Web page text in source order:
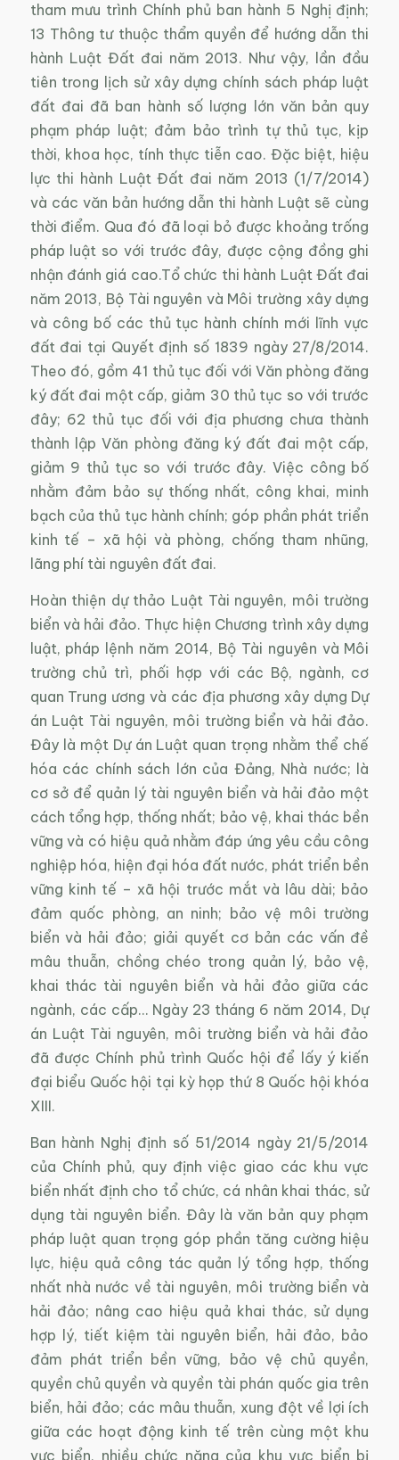
tham mưu trình Chính phủ ban hành 5 Nghị định;
13 Thông tư thuộc thẩm quyền để hướng dẫn thi
hành Luật Đất đai năm 2013. Như vậy, lần đầu
tiên trong lịch sử xây dựng chính sách pháp luật
đất đai đã ban hành số lượng lớn văn bản quy
phạm pháp luật; đảm bảo trình tự thủ tục, kịp
thời, khoa học, tính thực tiễn cao. Đặc biệt, hiệu
lực thi hành Luật Đất đai năm 2013 (1/7/2014)
và các văn bản hướng dẫn thi hành Luật sẽ cùng
thời điểm. Qua đó đã loại bỏ được khoảng trống
pháp luật so với trước đây, được cộng đồng ghi
nhận đánh giá cao.Tổ chức thi hành Luật Đất đai
năm 2013, Bộ Tài nguyên và Môi trường xây dựng
và công bố các thủ tục hành chính mới lĩnh vực
đất đai tại Quyết định số 1839 ngày 27/8/2014.
Theo đó, gồm 41 thủ tục đối với Văn phòng đăng
ký đất đai một cấp, giảm 30 thủ tục so với trước
đây; 62 thủ tục đối với địa phương chưa thành
thành lập Văn phòng đăng ký đất đai một cấp,
giảm 9 thủ tục so với trước đây. Việc công bố
nhằm đảm bảo sự thống nhất, công khai, minh
bạch của thủ tục hành chính; góp phần phát triển
kinh tế – xã hội và phòng, chống tham nhũng,
lãng phí tài nguyên đất đai.
Hoàn thiện dự thảo Luật Tài nguyên, môi trường
biển và hải đảo. Thực hiện Chương trình xây dựng
luật, pháp lệnh năm 2014, Bộ Tài nguyên và Môi
trường chủ trì, phối hợp với các Bộ, ngành, cơ
quan Trung ương và các địa phương xây dựng Dự
án Luật Tài nguyên, môi trường biển và hải đảo.
Đây là một Dự án Luật quan trọng nhằm thể chế
hóa các chính sách lớn của Đảng, Nhà nước; là
cơ sở để quản lý tài nguyên biển và hải đảo một
cách tổng hợp, thống nhất; bảo vệ, khai thác bền
vững và có hiệu quả nhằm đáp ứng yêu cầu công
nghiệp hóa, hiện đại hóa đất nước, phát triển bền
vững kinh tế – xã hội trước mắt và lâu dài; bảo
đảm quốc phòng, an ninh; bảo vệ môi trường
biển và hải đảo; giải quyết cơ bản các vấn đề
mâu thuẫn, chồng chéo trong quản lý, bảo vệ,
khai thác tài nguyên biển và hải đảo giữa các
ngành, các cấp… Ngày 23 tháng 6 năm 2014, Dự
án Luật Tài nguyên, môi trường biển và hải đảo
đã được Chính phủ trình Quốc hội để lấy ý kiến
đại biểu Quốc hội tại kỳ họp thứ 8 Quốc hội khóa
XIII.
Ban hành Nghị định số 51/2014 ngày 21/5/2014
của Chính phủ, quy định việc giao các khu vực
biển nhất định cho tổ chức, cá nhân khai thác, sử
dụng tài nguyên biển. Đây là văn bản quy phạm
pháp luật quan trọng góp phần tăng cường hiệu
lực, hiệu quả công tác quản lý tổng hợp, thống
nhất nhà nước về tài nguyên, môi trường biển và
hải đảo; nâng cao hiệu quả khai thác, sử dụng
hợp lý, tiết kiệm tài nguyên biển, hải đảo, bảo
đảm phát triển bền vững, bảo vệ chủ quyền,
quyền chủ quyền và quyền tài phán quốc gia trên
biển, hải đảo; các mâu thuẫn, xung đột về lợi ích
giữa các hoạt động kinh tế trên cùng một khu
vực biển, nhiều chức năng của khu vực biển bị